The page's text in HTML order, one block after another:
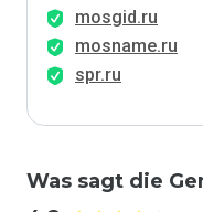
mosgid.ru
mosname.ru
spr.ru
Was sagt die